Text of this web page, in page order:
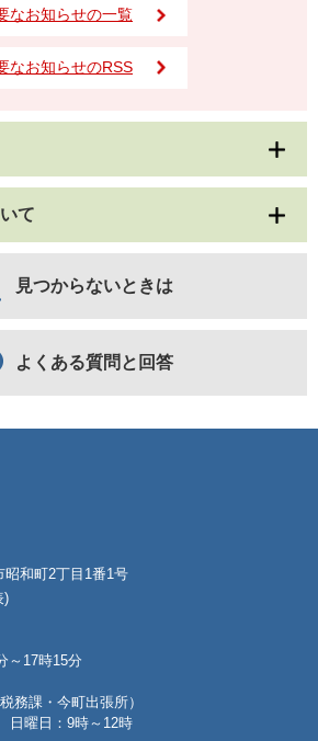
なお知らせの一覧
なお知らせのRSS
て
見つからないときは
よくある質問と回答
昭和町2丁目1番1号
)
～17時15分
務課・今町出張所）
曜日：9時～12時